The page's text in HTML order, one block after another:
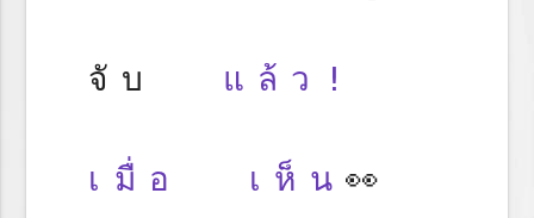
จับ แล้ว!
เมื่อ เห็น 👀